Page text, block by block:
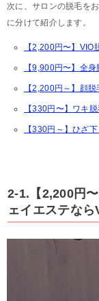
次に、サロンの脱毛を
に分けて紹介します。
【2,200円〜】VIO
【9,900円〜】全
【2,200円～】顔
【330円〜】ワキ
【330円～】ひざ
2-1.【2,200円
ェイエステな